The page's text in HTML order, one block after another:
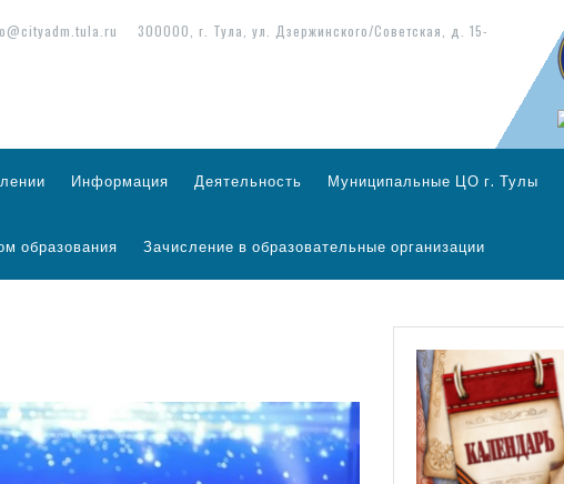
300000, г. Тула, ул. Дзержинского/Советская, д. 15-
Информация Деятельность Муниципальные ЦО г. Тулы
образования Зачисление в образовательные организации